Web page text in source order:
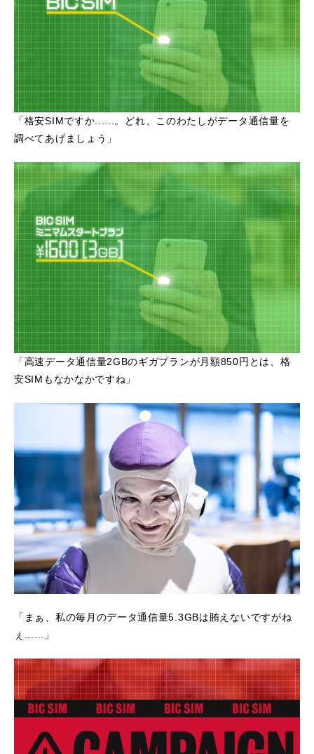
「格安SIMですか......。どれ、このわたしがデータ通信量を
調べてあげましょう」
「高速データ通信量2GBのギガプランが月額850円とは、格
安SIMもなかなかですね」
「まぁ、私の毎月のデータ通信量5.3GBは賄えないですがね
ぇ......」